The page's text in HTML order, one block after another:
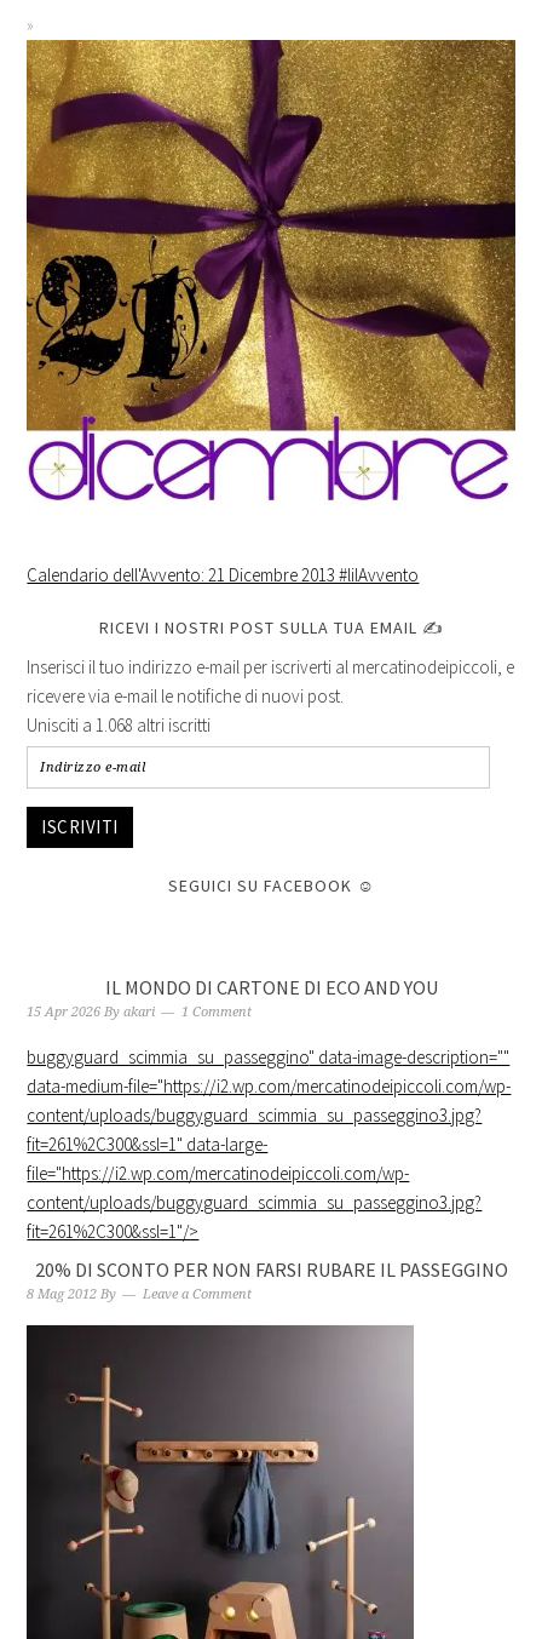
Calendario dell'Avvento: 21 Dicembre 2013 #lilAvvento
RICEVI I NOSTRI POST SULLA TUA EMAIL ✍
Inserisci il tuo indirizzo e-mail per iscriverti al mercatinodeipiccoli, e
ricevere via e-mail le notifiche di nuovi post.
Unisciti a 1.068 altri iscritti
ISCRIVITI
SEGUICI SU FACEBOOK ☺
IL MONDO DI CARTONE DI ECO AND YOU
15 Apr 2026 Byakari 1 Comment
buggyguard_scimmia_su_passeggino" data-image-description=""
data-medium-file="https://i2.wp.com/mercatinodeipiccoli.com/wp-
content/uploads/buggyguard_scimmia_su_passeggino3.jpg?
fit=261%2C300&ssl=1" data-large-
file="https://i2.wp.com/mercatinodeipiccoli.com/wp-
content/uploads/buggyguard_scimmia_su_passeggino3.jpg?
fit=261%2C300&ssl=1"/>
20% DI SCONTO PER NON FARSI RUBARE IL PASSEGGINO
8 Mag 2012 By Leave a Comment